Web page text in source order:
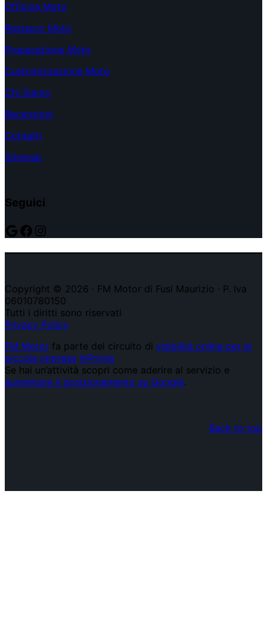
Officina Moto
Restauro Moto
Preparazione Moto
Customizzazione Moto
Chi Siamo
Recensioni
Contatti
Sitemap
Seguici
Google
Facebook
Instagram
Copyright © 2026 · FM Motor di Fusi Maurizio · P. Iva
06010780150
Tutti i diritti sono riservati
Privacy Policy
FM Motor fa parte del circuito di visibilità online per le
piccole imprese InPrimis
Se hai un’attività scopri come aderire al servizio e
aumentare il posizionamento su Google.
Back to top